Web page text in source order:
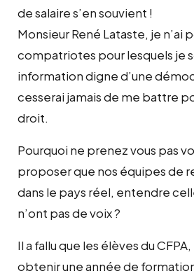
de salaire s’en souvient !
Monsieur René Lataste, je n’ai
compatriotes pour lesquels je
information digne d’une
cesserai jamais de me battre
droit.
Pourquoi ne prenez vous pas
proposer que nos équipes de
dans le pays réel, entendre
n’ont pas de voix ?
Il a fallu que les élèves du
obtenir une année de